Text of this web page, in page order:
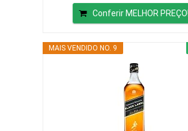
Conferir MELHOR PREÇO!
MAIS VENDIDO NO. 9